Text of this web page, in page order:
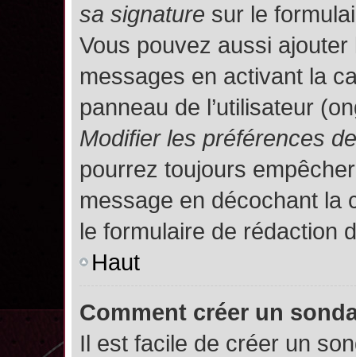
sa signature sur le
Vous pouvez aussi
messages en activant la
panneau de l’utilisateur
Modifier les préférences
pourrez toujours
message en décochant la
le formulaire de rédaction
Haut
Comment créer un
Il est facile de créer un